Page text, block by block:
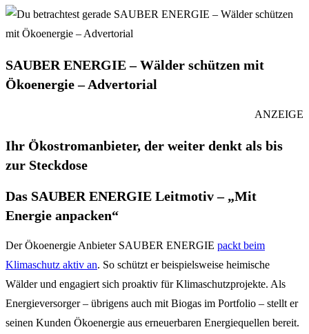
SAUBER ENERGIE – Wälder schützen mit
Ökoenergie – Advertorial
ANZEIGE
Ihr Ökostromanbieter, der weiter denkt als bis
zur Steckdose
Das SAUBER ENERGIE Leitmotiv – „Mit
Energie anpacken“
Der Ökoenergie Anbieter SAUBER ENERGIE packt beim
Klimaschutz aktiv an. So schützt er beispielsweise heimische
Wälder und engagiert sich proaktiv für Klimaschutzprojekte. Als
Energieversorger – übrigens auch mit Biogas im Portfolio – stellt er
seinen Kunden Ökoenergie aus erneuerbaren Energiequellen bereit.